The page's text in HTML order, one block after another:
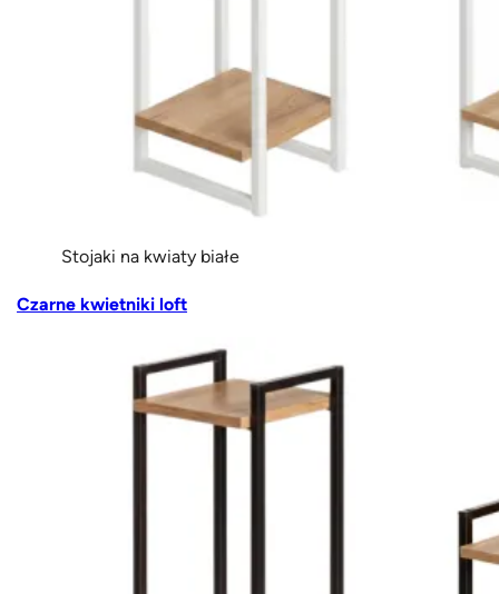
Stojaki na kwiaty białe
Czarne kwietniki loft